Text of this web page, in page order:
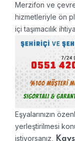
Merzifon ve
hizmetleriyle ön
içi taşımacılık
Eşyalarınızın
yerleştirilmesi
istiyorsanız,